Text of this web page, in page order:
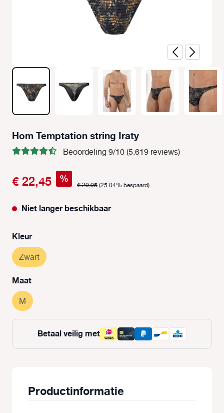
Hom Temptation string Iraty
Beoordeling 9/10 (5.619 reviews)
€ 22,45 % € 29,95(25.04% bespaard)
Niet langer beschikbaar
Selecteer
Kleur
Zwart(Deze optie is momenteel niet beschikbaar.)
Selecteer
Maat
M(Deze optie is momenteel niet beschikbaar.)
Betaal veilig met
Productinformatie